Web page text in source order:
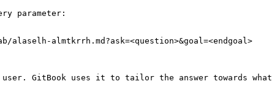
parameter:
almtkrrh.md?ask=<question>&goal=<endgoal>
GitBook uses it to tailor the answer towards what